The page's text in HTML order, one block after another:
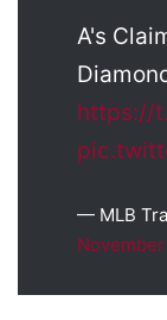
A's
https://
— MLB